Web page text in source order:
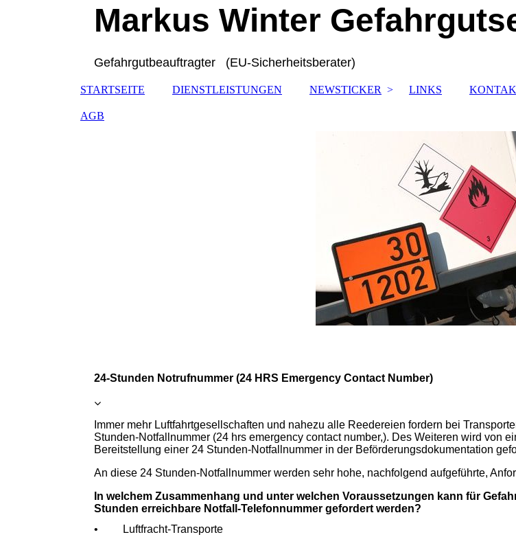
Markus Winter
Gefahrgutbeauftragter (EU-Sicherheitsberater)
STARTSEITE DIENSTLEISTUNGEN NEWSTICKER LINKS
AGB
24-Stunden Notrufnummer (24 HRS Emergency Contact Number)
Immer mehr Luftfahrtgesellschaften und nahezu alle Reedereien fordern bei
Stunden-Notfallnummer (24 hrs emergency contact number,). Des Weiteren wird von
Bereitstellung einer 24 Stunden-Notfallnummer in der Beförderungsdokumentation
An diese 24 Stunden-Notfallnummer werden sehr hohe, nachfolgend aufgeführte,
In welchem Zusammenhang und unter welchen Voraussetzungen kann für
Stunden erreichbare Notfall-Telefonnummer gefordert werden?
• Luftfracht-Transporte